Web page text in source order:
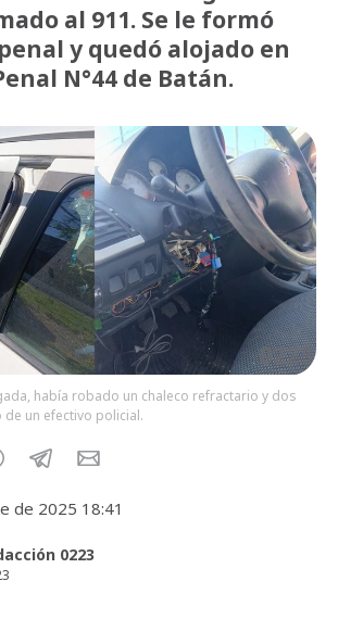
al 911. Se le formó
y quedó alojado en
N°44 de Batán.
había robado un chaleco refractario y dos
un efectivo policial.
de 2025 18:41
0223